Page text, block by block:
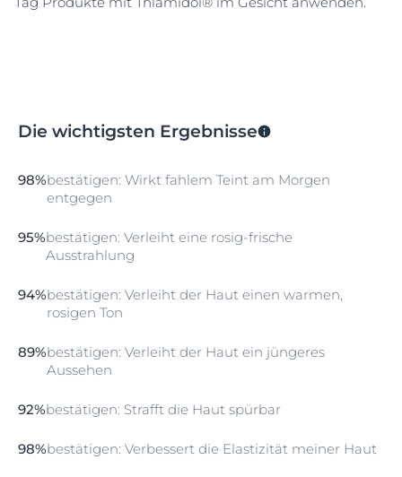
Die wichtigsten Ergebnisse
98%bestätigen: Wirkt fahlem Teint am Morgen
entgegen
95%bestätigen: Verleiht eine rosig-frische
Ausstrahlung
94%bestätigen: Verleiht der Haut einen warmen,
rosigen Ton
89%bestätigen: Verleiht der Haut ein jüngeres
Aussehen
92%bestätigen: Strafft die Haut spürbar
98%bestätigen: Verbessert die Elastizität meiner Haut